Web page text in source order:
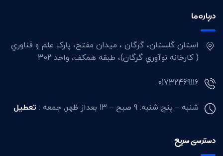
درباره ما
استان گلستان، گرگان ، ميدان مفتح، پارک علم و فناوري
( کارخانه نوآوري گرگان)، طبقه همکف، واحد 302
01732469116
شنبه – پنج شنبه: 9 صبح – 13 بعداز ظهر, جمعه : تعطیل
دسترسی سریع